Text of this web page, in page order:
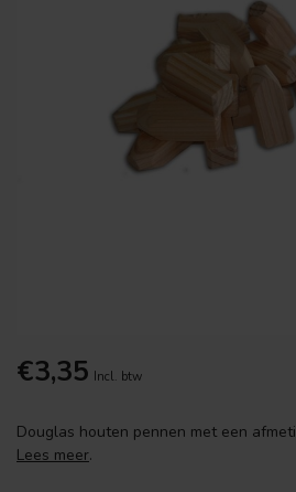
€3,35 Incl. btw
Douglas houten pennen met een
Lees meer.